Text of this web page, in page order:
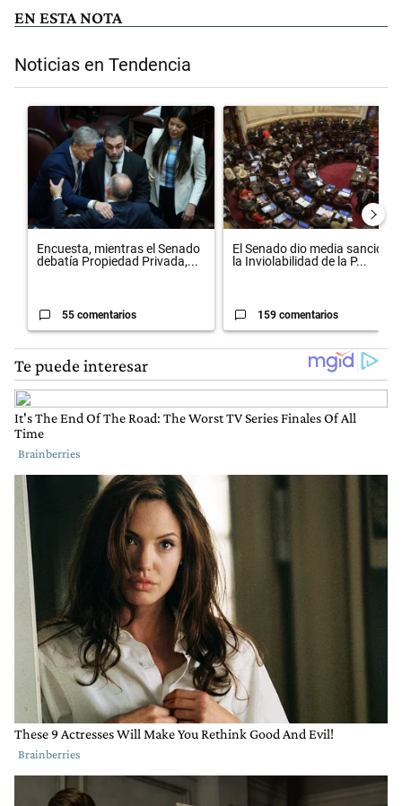
EN ESTA NOTA
Noticias en Tendencia
Un artículo de tendencia con el título "Encuesta, mientras el
Encuesta, mientras el Senado
debatía Propiedad Privada,...
55 comentarios
Un artículo de tendencia con el
El Senado dio media sanción a
la Inviolabilidad de la P...
159 comentarios